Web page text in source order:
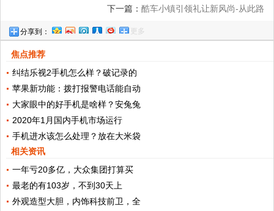
下一篇： 酷车小镇引领礼让新风尚-从此路
分享到： 更多
焦点推荐
纠结乐视2手机怎么样？破记录的
苹果新功能：拨打报警电话能自动
大家眼中的好手机是啥样？安兔兔
2020年1月国内手机市场运行
手机进水该怎么处理？放在大米袋
相关资讯
一年亏20多亿，大众集团打算买
最老的有103岁，不到30天上
外观造型大胆，内饰科技前卫，全